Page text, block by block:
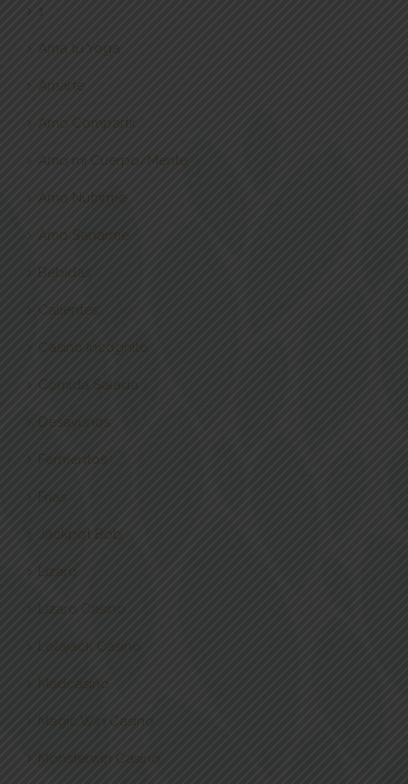
1
Ama tu Yoga
Amarte
Amo Compartir
Amo mi Cuerpo/Mente
Amo Nutrirme
Amo Sanarme
Bebidas
Calientes
Casino Incognito
Comida Salada
Desayunos
Fermentos
Frías
Jackpot Bob
Lizaro
Lizaro Casino
Lolajack Casino
Madcasino
Magic Win Casino
Monsterwin Casino